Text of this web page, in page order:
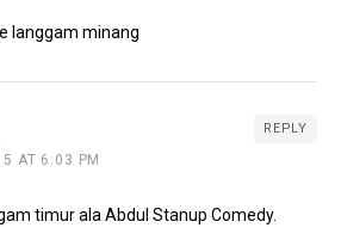
langgam minang
AT 6:03 PM
REPLY
timur ala Abdul Stanup Comedy.